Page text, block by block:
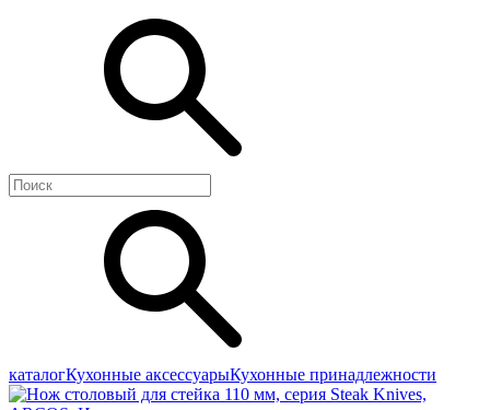
каталогКухонные аксессуарыКухонные принадлежности